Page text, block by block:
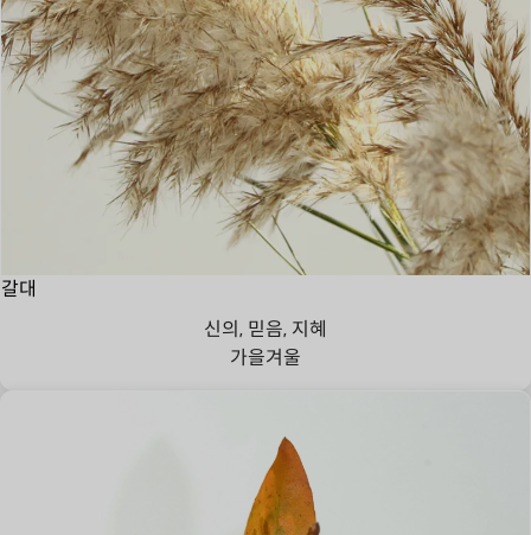
갈대
신의, 믿음, 지혜
가을겨울